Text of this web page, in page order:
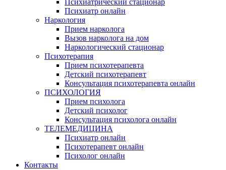
Психиатрический стационар
Психиатр онлайн
Наркология
Прием нарколога
Вызов нарколога на дом
Наркологический стационар
Психотерапия
Прием психотерапевта
Детский психотерапевт
Консультация психотерапевта онлайн
ПСИХОЛОГИЯ
Прием психолога
Детский психолог
Консультация психолога онлайн
ТЕЛЕМЕДИЦИНА
Психиатр онлайн
Психотерапевт онлайн
Психолог онлайн
Контакты